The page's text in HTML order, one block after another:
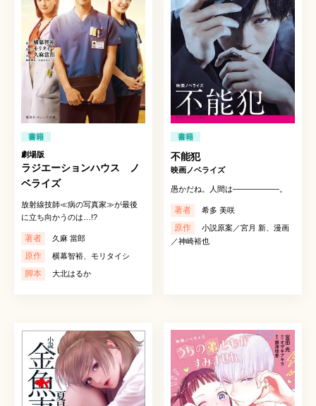
書籍
劇場版
ラジエーションハウス ノ
ベライズ
放射線技師≪病の写真家≫が最後
に立ち向かうのは…!?
著者 久麻 當郎
原作 横幕智裕、モリタイシ
脚本 大北はるか
書籍
不能犯
映画ノベライズ
愚かだね。人間は――――――。
著者 希多 美咲
原作
小説原案／宮月 新、漫画
／神崎裕也